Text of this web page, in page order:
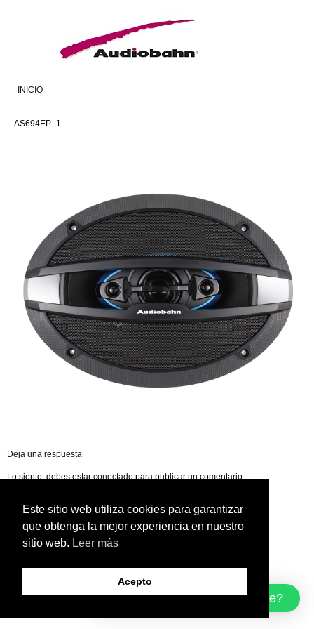
INICIO
AS694EP_1
Deja una respuesta
Lo siento, debes estarconectadopara publicar un comentario.
¿Cómo podemos ayudarte?
Este sitio web utiliza cookies para garantizar
que obtenga la mejor experiencia en nuestro
sitio web. Leer más
Acepto